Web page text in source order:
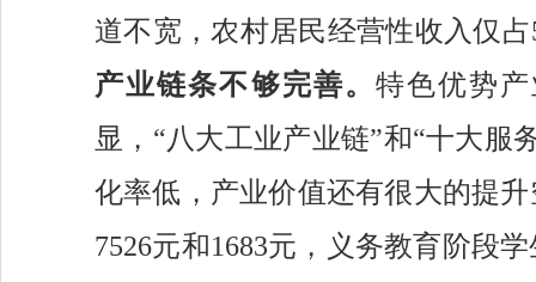
道不宽，农村居民经营性收入仅
产业链条不够完善。 特色优势
显， “八大工业产业链”和“十大服
化率低，产业价值还有很大的提
7526元和1683元，义务教育阶段